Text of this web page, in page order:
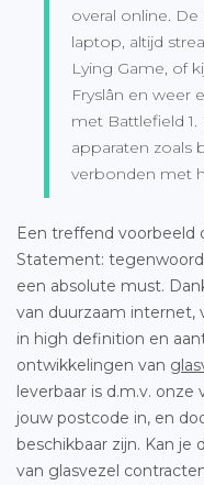
overal online.
laptop, altijd
Lying Game, of
Fryslân en weer
met Battlefield
apparaten zoals
verbonden met
Een treffend voorbeeld
Statement:
een absolute must.
van duurzaam internet,
in high definition en
ontwikkelingen van
leverbaar is d.m.v.
jouw postcode in, en
beschikbaar zijn. Kan
van glasvezel